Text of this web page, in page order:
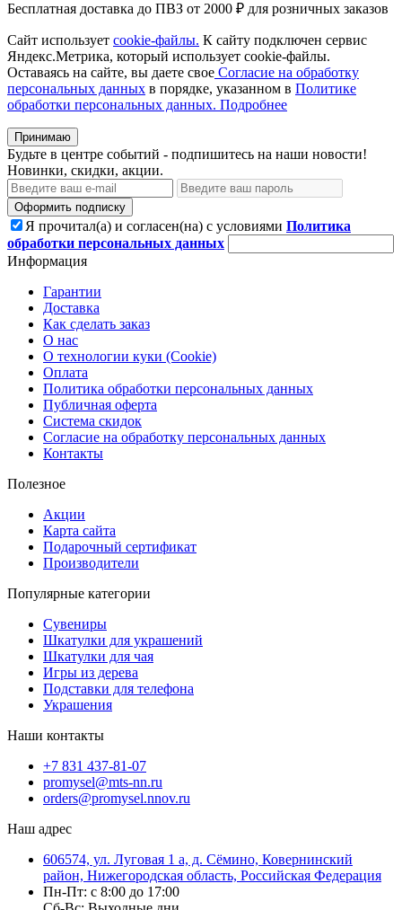
Бесплатная доставка до ПВЗ от 2000 ₽ для розничных заказов
Сайт использует cookie-файлы. К cайту подключен сервис
Яндекс.Метрика, который использует cookie-файлы.
Оставаясь на сайте, вы даете свое Согласие на обработку
персональных данных в порядке, указанном в Политике
обработки персональных данных. Подробнее
Принимаю
Будьте в центре событий - подпишитесь на наши новости!
Новинки, скидки, акции.
Оформить подписку
Я прочитал(а) и согласен(на) с условиями Политика
обработки персональных данных
Информация
Гарантии
Доставка
Как сделать заказ
О нас
О технологии куки (Cookie)
Оплата
Политика обработки персональных данных
Публичная оферта
Система скидок
Согласие на обработку персональных данных
Контакты
Полезное
Акции
Карта сайта
Подарочный сертификат
Производители
Популярные категории
Сувениры
Шкатулки для украшений
Шкатулки для чая
Игры из дерева
Подставки для телефона
Украшения
Наши контакты
+7 831 437-81-07
promysel@mts-nn.ru
orders@promysel.nnov.ru
Наш адрес
606574, ул. Луговая 1 а, д. Сёмино, Ковернинский
район, Нижегородская область, Российская Федерация
Пн-Пт: с 8:00 до 17:00